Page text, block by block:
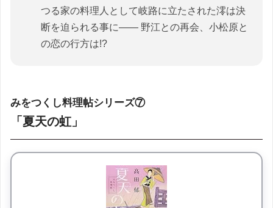
つる家の料理人として岐路に立たされた澪は決
断を迫られる事に―― 野江との再会、小松原と
の恋の行方は!?
みをつくし料理帖シリーズ⑦
「夏天の虹」